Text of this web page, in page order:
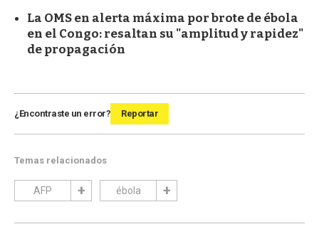
La OMS en alerta máxima por brote de ébola
en el Congo: resaltan su "amplitud y rapidez"
de propagación
¿Encontraste un error? Reportar
Temas relacionados
AFP ébola